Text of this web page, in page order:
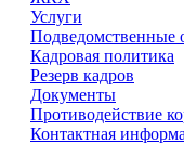
Услуги
Подведомственные
Кадровая политика
Резерв кадров
Документы
Противодействие
Контактная